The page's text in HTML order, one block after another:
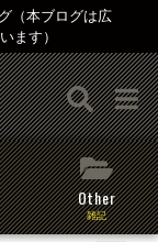
（本ブログは広
ます）
Other
雑記